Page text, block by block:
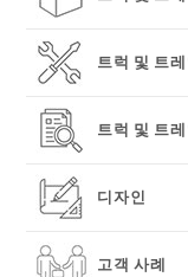
트럭 및 트
트럭 및 트
디자인
고객 사례